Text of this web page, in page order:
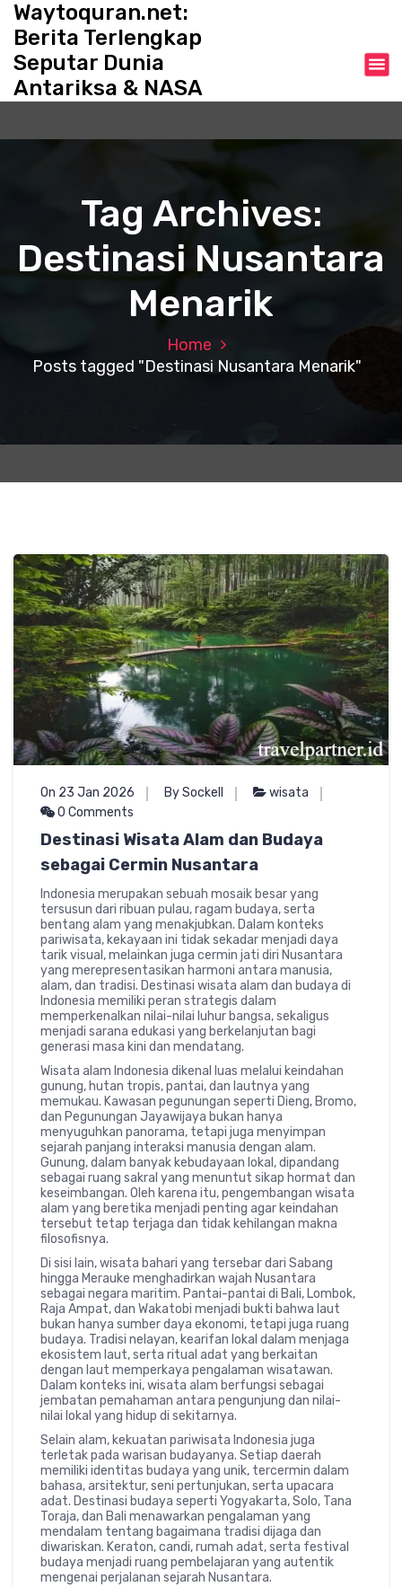
Waytoquran.net:
Berita Terlengkap
Seputar Dunia
Antariksa & NASA
Tag Archives:
Destinasi Nusantara
Menarik
Home
Posts tagged "Destinasi Nusantara Menarik"
On 23 Jan 2026 By Sockell
wisata
0 Comments
Destinasi Wisata Alam dan Budaya
sebagai Cermin Nusantara
Indonesia merupakan sebuah mosaik besar yang
tersusun dari ribuan pulau, ragam budaya, serta
bentang alam yang menakjubkan. Dalam konteks
pariwisata, kekayaan ini tidak sekadar menjadi daya
tarik visual, melainkan juga cermin jati diri Nusantara
yang merepresentasikan harmoni antara manusia,
alam, dan tradisi. Destinasi wisata alam dan budaya di
Indonesia memiliki peran strategis dalam
memperkenalkan nilai-nilai luhur bangsa, sekaligus
menjadi sarana edukasi yang berkelanjutan bagi
generasi masa kini dan mendatang.
Wisata alam Indonesia dikenal luas melalui keindahan
gunung, hutan tropis, pantai, dan lautnya yang
memukau. Kawasan pegunungan seperti Dieng, Bromo,
dan Pegunungan Jayawijaya bukan hanya
menyuguhkan panorama, tetapi juga menyimpan
sejarah panjang interaksi manusia dengan alam.
Gunung, dalam banyak kebudayaan lokal, dipandang
sebagai ruang sakral yang menuntut sikap hormat dan
keseimbangan. Oleh karena itu, pengembangan wisata
alam yang beretika menjadi penting agar keindahan
tersebut tetap terjaga dan tidak kehilangan makna
filosofisnya.
Di sisi lain, wisata bahari yang tersebar dari Sabang
hingga Merauke menghadirkan wajah Nusantara
sebagai negara maritim. Pantai-pantai di Bali, Lombok,
Raja Ampat, dan Wakatobi menjadi bukti bahwa laut
bukan hanya sumber daya ekonomi, tetapi juga ruang
budaya. Tradisi nelayan, kearifan lokal dalam menjaga
ekosistem laut, serta ritual adat yang berkaitan
dengan laut memperkaya pengalaman wisatawan.
Dalam konteks ini, wisata alam berfungsi sebagai
jembatan pemahaman antara pengunjung dan nilai-
nilai lokal yang hidup di sekitarnya.
Selain alam, kekuatan pariwisata Indonesia juga
terletak pada warisan budayanya. Setiap daerah
memiliki identitas budaya yang unik, tercermin dalam
bahasa, arsitektur, seni pertunjukan, serta upacara
adat. Destinasi budaya seperti Yogyakarta, Solo, Tana
Toraja, dan Bali menawarkan pengalaman yang
mendalam tentang bagaimana tradisi dijaga dan
diwariskan. Keraton, candi, rumah adat, serta festival
budaya menjadi ruang pembelajaran yang autentik
mengenai perjalanan sejarah Nusantara.